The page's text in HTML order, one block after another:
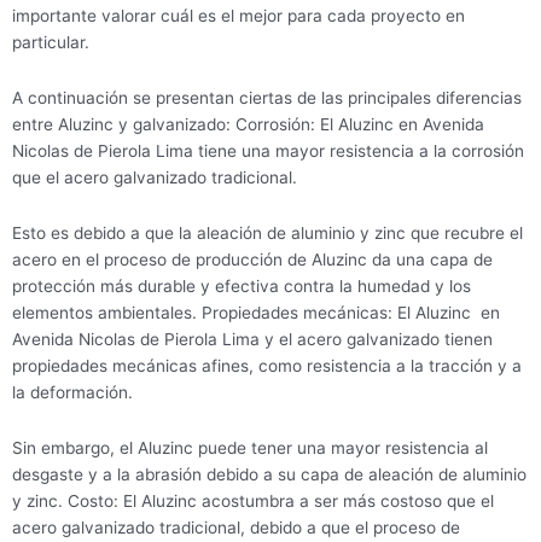
importante valorar cuál es el mejor para cada proyecto en
particular.
A continuación se presentan ciertas de las principales diferencias
entre Aluzinc y galvanizado: Corrosión: El Aluzinc en Avenida
Nicolas de Pierola Lima tiene una mayor resistencia a la corrosión
que el acero galvanizado tradicional.
Esto es debido a que la aleación de aluminio y zinc que recubre el
acero en el proceso de producción de Aluzinc da una capa de
protección más durable y efectiva contra la humedad y los
elementos ambientales. Propiedades mecánicas: El Aluzinc en
Avenida Nicolas de Pierola Lima y el acero galvanizado tienen
propiedades mecánicas afines, como resistencia a la tracción y a
la deformación.
Sin embargo, el Aluzinc puede tener una mayor resistencia al
desgaste y a la abrasión debido a su capa de aleación de aluminio
y zinc. Costo: El Aluzinc acostumbra a ser más costoso que el
acero galvanizado tradicional, debido a que el proceso de